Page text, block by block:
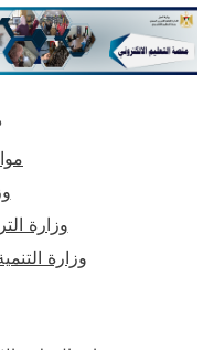
وزارة
وزارة